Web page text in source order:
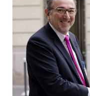
Documents/études
Nos
Vis-à-vis des
Notre